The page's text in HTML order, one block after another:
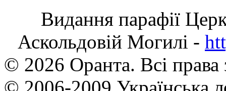
Видання парафії
Аскольдовій Могилі -
© 2026 Оранта. Всі